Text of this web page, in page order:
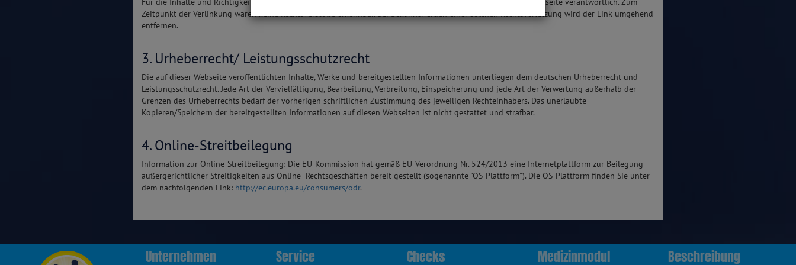
Zeitpunkt der Verlinkung waren keine Rechtsverstöße erkennbar. Bei Bekanntwerden einer solchen Rechtsverletzung wird der Link umgehend
entfernen.
3. Urheberrecht/ Leistungsschutzrecht
Die auf dieser Webseite veröffentlichten Inhalte, Werke und bereitgestellten Informationen unterliegen dem deutschen Urheberrecht und
Leistungsschutzrecht. Jede Art der Vervielfältigung, Bearbeitung, Verbreitung, Einspeicherung und jede Art der Verwertung außerhalb der
Grenzen des Urheberrechts bedarf der vorherigen schriftlichen Zustimmung des jeweiligen Rechteinhabers. Das unerlaubte
Kopieren/Speichern der bereitgestellten Informationen auf diesen Webseiten ist nicht gestattet und strafbar.
4. Online-Streitbeilegung
Information zur Online-Streitbeilegung: Die EU-Kommission hat gemäß EU-Verordnung Nr. 524/2013 eine Internetplattform zur Beilegung
außergerichtlicher Streitigkeiten aus Online- Rechtsgeschäften bereit gestellt (sogenannte "OS-Plattform"). Die OS-Plattform finden Sie unter
dem nachfolgenden Link: http://ec.europa.eu/consumers/odr.
Unternehmen Service Checks Medizinmodul Beschreibung